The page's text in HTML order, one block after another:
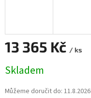
13 365 Kč / ks
cena:
Skladem
Můžeme doručit do: 11.8.2026